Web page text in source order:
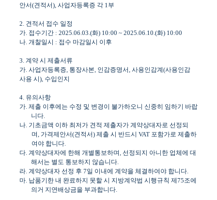
안서(견적서), 사업자등록증 각 1 부
2. 견적서 접수 일정
가 접수기간 : 2025.06.03.(화) 10:00 ~ 2025.06.10.(화) 10:00
나 개찰일시 : 접수 마감일시 이후
3. 계약 시 제출서류
가 사업자등록증 통장사본 인감증명서 사용인감계(사용인감
사용 시), 수입인지
4. 유의사항
가 제출 이후에는 수정 및 변경이 불가하오니 신중히 임하기 바랍
니다.
나 기초금액 이하 최저가 견적 제출자가 계약상대자로 선정되
며 가격제안서(견적서)제출 시 반드시VAT 포함가로 제출하
여야 합니다
다 계약상대자에 한해 개별통보하며 선정되지 아니한 업체에 대
해서는 별도 통보하지 않습니다.
라 계약상대자 선정 후 7일 이내에 계약을 체결하여야 합니다
마 납품기한 내 완료하지 못할 시 지방계약법 시행규칙 제75조에
의거 지연배상금을 부과합니다.